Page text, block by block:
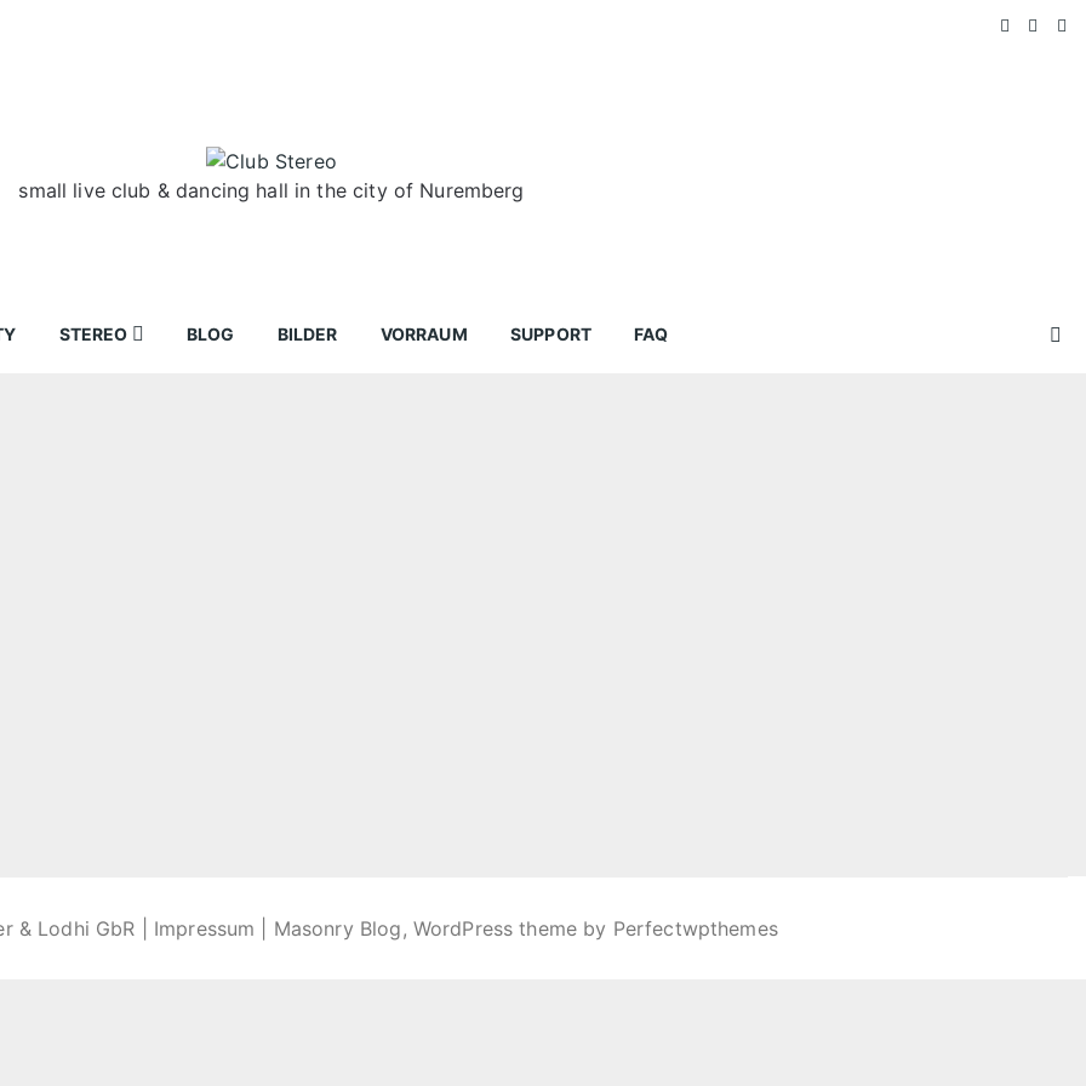
small live club & dancing hall in the city of Nuremberg
STEREO BLOG BILDER VORRAUM SUPPORT FAQ
& Lodhi GbR | Impressum | Masonry Blog, WordPress theme by Perfectwpthemes